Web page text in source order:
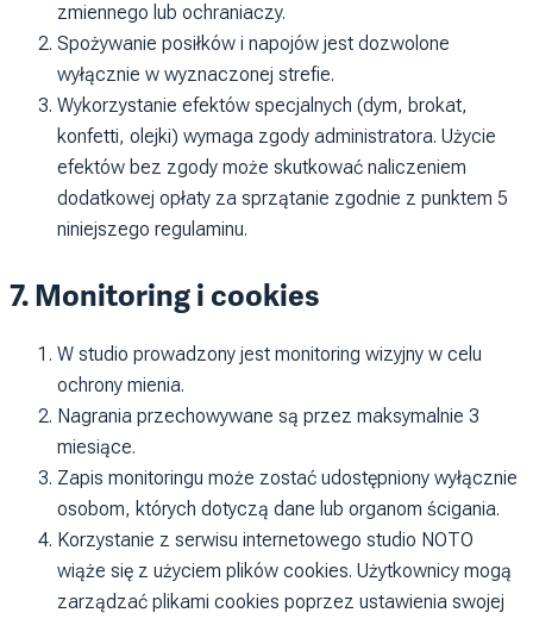
zmiennego lub ochraniaczy.
Spożywanie posiłków i napojów jest dozwolone
wyłącznie w wyznaczonej strefie.
Wykorzystanie efektów specjalnych (dym, brokat,
konfetti, olejki) wymaga zgody administratora. Użycie
efektów bez zgody może skutkować naliczeniem
dodatkowej opłaty za sprzątanie zgodnie z punktem 5
niniejszego regulaminu.
7. Monitoring i cookies
W studio prowadzony jest monitoring wizyjny w celu
ochrony mienia.
Nagrania przechowywane są przez maksymalnie 3
miesiące.
Zapis monitoringu może zostać udostępniony wyłącznie
osobom, których dotyczą dane lub organom ścigania.
Korzystanie z serwisu internetowego studio NOTO
wiąże się z użyciem plików cookies. Użytkownicy mogą
zarządzać plikami cookies poprzez ustawienia swojej